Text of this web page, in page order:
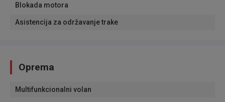
Blokada motora
Asistencija za održavanje trake
Oprema
Multifunkcionalni volan